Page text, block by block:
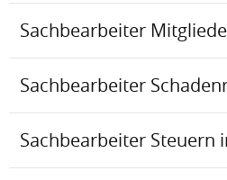
Sachbearbeiter
Sachbearbeiter
Sachbearbeiter Steuern